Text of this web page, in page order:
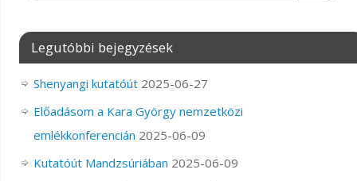
Legutóbbi bejegyzések
Shenyangi kutatóút 2025-06-27
Előadásom a Kara György nemzetközi
emlékkonferencián 2025-06-09
Kutatóút Mandzsúriában 2025-06-09